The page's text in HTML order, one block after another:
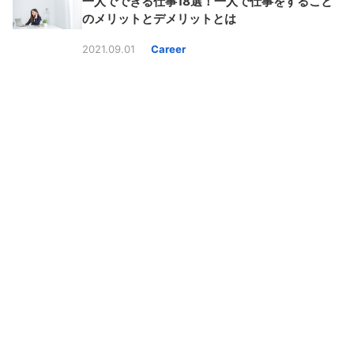
のメリットとデメリットとは
2021.09.01 Career